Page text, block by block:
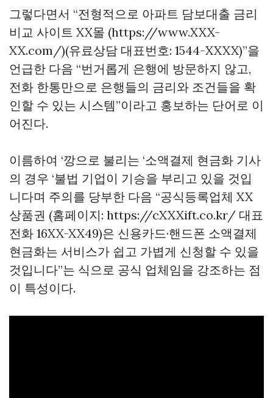
그렇다면서 “전형적으로 아파트 담보대출 금리
비교 사이트 XX몰 (https://www.XXX-
XX.com/)(유료상담 대표번호: 1544-XXXX)”을
언급한 다음 “번거롭게 은행에 방문하지 않고,
전화 한통만으로 은행들의 금리와 조건들을 확
인할 수 있는 시스템”이라고 홍보하는 단어로 이
어진다.
이름하여 ‘깡으로 불리는 ‘소액결제 현금화 기사
의 경우 ‘불법 기업이 기승을 부리고 있을 것입
니다며 주의를 당부한 다음 “공식등록업체 XX
상품권 (홈페이지: https://cXXXift.co.kr/ 대표
전화 16XX-XX49)은 신용카드·핸드폰 소액결제
현금화는 서비스가 쉽고 가볍게 신청할 수 있을
것입니다”는 식으로 공식 업체임을 강조하는 점
이 특성이다.